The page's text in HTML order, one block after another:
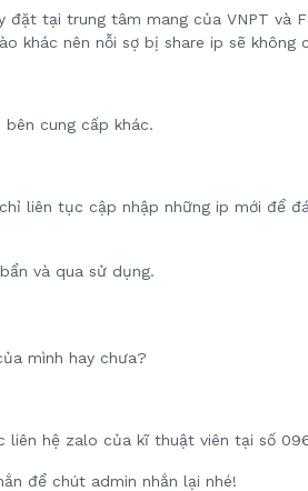
tại trung tâm mang của VNPT và
khác nên nỗi sợ bị share ip sẽ không
cung cấp khác.
liên tục cập nhập những ip mới để
và qua sử dụng.
mình hay chưa?
hệ zalo của kĩ thuật viên tại số
để chút admin nhắn lại nhé!